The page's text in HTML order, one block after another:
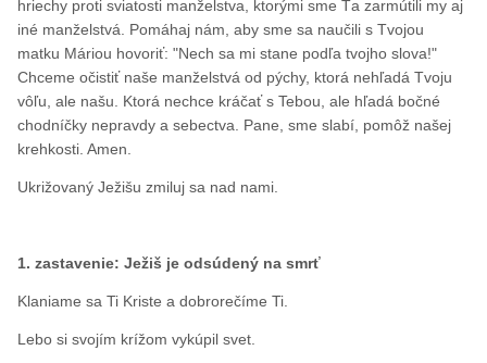
hriechy proti sviatosti manželstva, ktorými sme Ťa zarmútili my aj
iné manželstvá. Pomáhaj nám, aby sme sa naučili s Tvojou
matku Máriou hovoriť: "Nech sa mi stane podľa tvojho slova!"
Chceme očistiť naše manželstvá od pýchy, ktorá nehľadá Tvoju
vôľu, ale našu. Ktorá nechce kráčať s Tebou, ale hľadá bočné
chodníčky nepravdy a sebectva. Pane, sme slabí, pomôž našej
krehkosti. Amen.
Ukrižovaný Ježišu zmiluj sa nad nami.
1. zastavenie: Ježiš je odsúdený na smrť
Klaniame sa Ti Kriste a dobrorečíme Ti.
Lebo si svojím krížom vykúpil svet.